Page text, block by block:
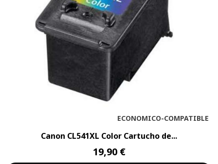
ECONOMICO-COMPATIBLE
Canon CL541XL Color Cartucho de...
19,90 €